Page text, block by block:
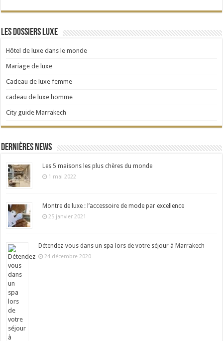
Les dossiers Luxe
Hôtel de luxe dans le monde
Mariage de luxe
Cadeau de luxe femme
cadeau de luxe homme
City guide Marrakech
Dernières news
Les 5 maisons les plus chères du monde
1 mai 2022
Montre de luxe : l’accessoire de mode par excellence
25 janvier 2021
Détendez-vous dans un spa lors de votre séjour à Marrakech
24 décembre 2020